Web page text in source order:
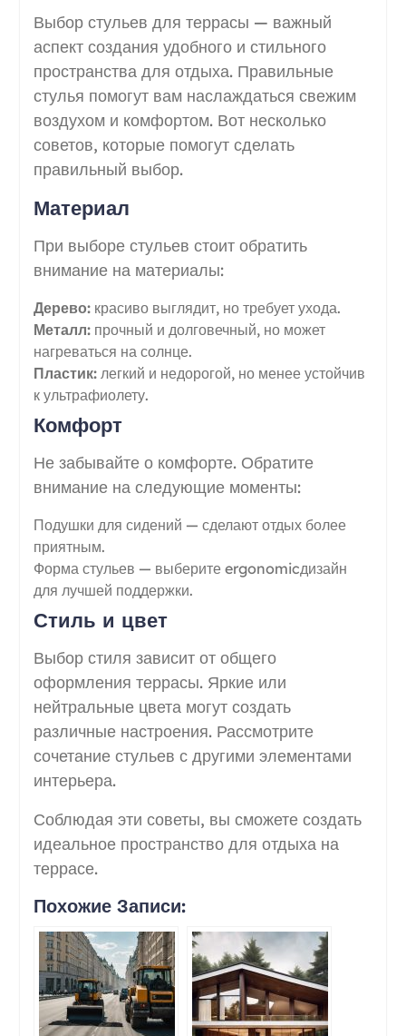
Выбор стульев для террасы — важный
аспект создания удобного и стильного
пространства для отдыха. Правильные
стулья помогут вам наслаждаться свежим
воздухом и комфортом. Вот несколько
советов, которые помогут сделать
правильный выбор.
Материал
При выборе стульев стоит обратить
внимание на материалы:
Дерево:красиво выглядит, но требует ухода.
Металл:прочный и долговечный, но может
нагреваться на солнце.
Пластик:легкий и недорогой, но менее устойчив
к ультрафиолету.
Комфорт
Не забывайте о комфорте. Обратите
внимание на следующие моменты:
Подушки для сидений — сделают отдых более
приятным.
Форма стульев — выберите ergonomicдизайн
для лучшей поддержки.
Стиль и цвет
Выбор стиля зависит от общего
оформления террасы. Яркие или
нейтральные цвета могут создать
различные настроения. Рассмотрите
сочетание стульев с другими элементами
интерьера.
Соблюдая эти советы, вы сможете создать
идеальное пространство для отдыха на
террасе.
Похожие Записи: